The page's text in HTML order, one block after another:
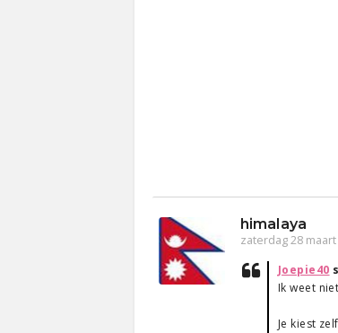
himalaya
zaterdag 28
Joepie40
Ik weet
Je kiest